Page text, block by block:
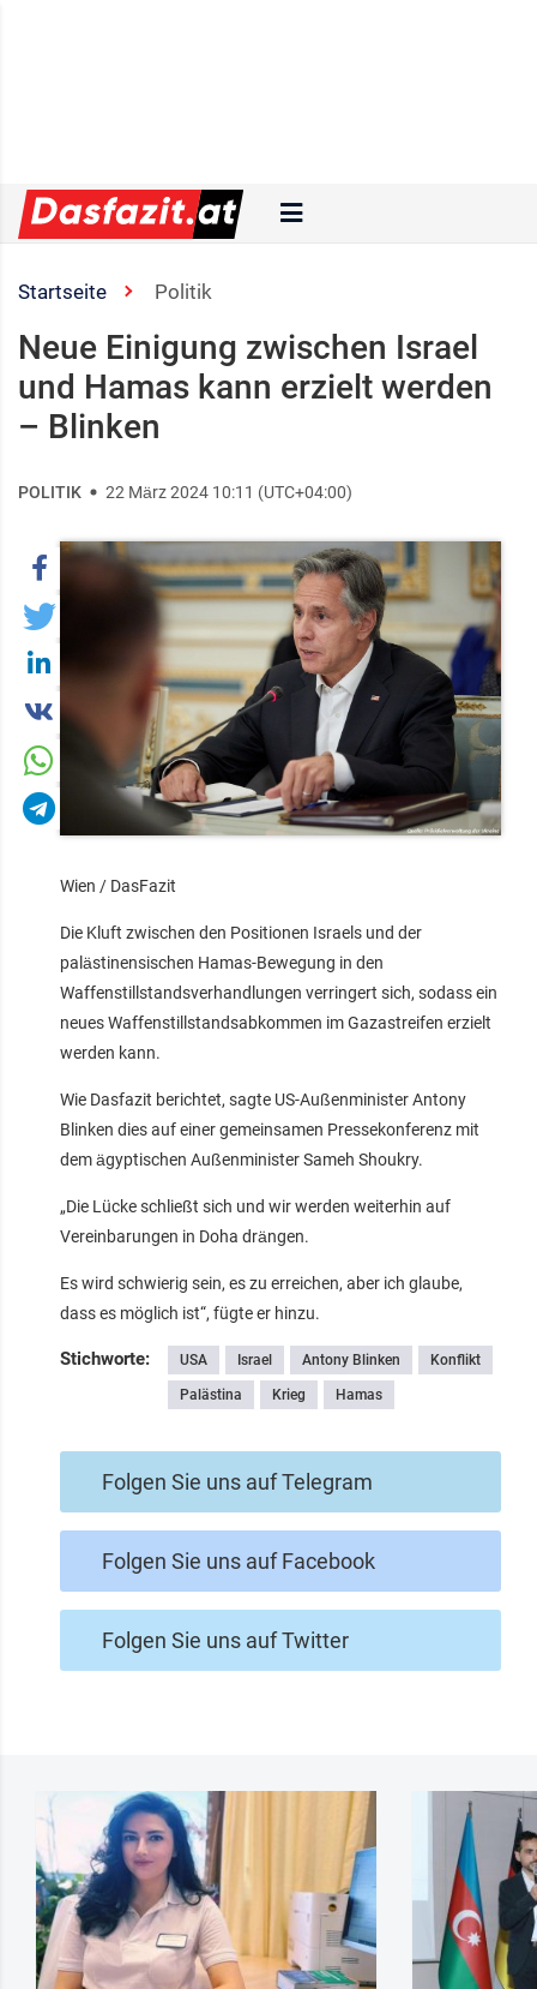
Startseite Politik
Neue Einigung zwischen Israel
und Hamas kann erzielt werden
– Blinken
POLITIK 22 März 2024 10:11 (UTC+04:00)
Wien / DasFazit
Die Kluft zwischen den Positionen Israels und der
palästinensischen Hamas-Bewegung in den
Waffenstillstandsverhandlungen verringert sich, sodass ein
neues Waffenstillstandsabkommen im Gazastreifen erzielt
werden kann.
Wie Dasfazit berichtet, sagte US-Außenminister Antony
Blinken dies auf einer gemeinsamen Pressekonferenz mit
dem ägyptischen Außenminister Sameh Shoukry.
„Die Lücke schließt sich und wir werden weiterhin auf
Vereinbarungen in Doha drängen.
Es wird schwierig sein, es zu erreichen, aber ich glaube,
dass es möglich ist“, fügte er hinzu.
Stichworte: USA Israel Antony Blinken Konflikt
Palästina Krieg Hamas
Folgen Sie uns auf Telegram
Folgen Sie uns auf Facebook
Folgen Sie uns auf Twitter